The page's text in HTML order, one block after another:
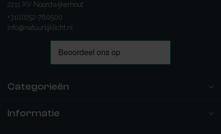
2211 XV Noordwijkerhout
+31(0)252-760500
info@natuurlijklicht.nl
Categorieën
Informatie